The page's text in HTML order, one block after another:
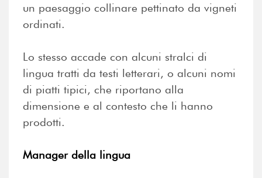
un paesaggio collinare pettinato da vigneti
ordinati.
Lo stesso accade con alcuni stralci di
lingua tratti da testi letterari, o alcuni nomi
di piatti tipici, che riportano alla
dimensione e al contesto che li hanno
prodotti.
Manager della lingua